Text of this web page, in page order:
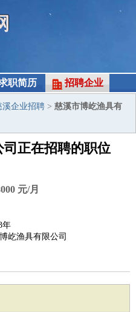
职简历 招聘企业
溪企业招聘 > 慈溪市博屹渔具有
正在招聘的职位
元/月
年
屹渔具有限公司